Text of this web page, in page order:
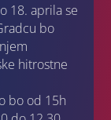
18. aprila se
bo
hitrostne
bo od 15h